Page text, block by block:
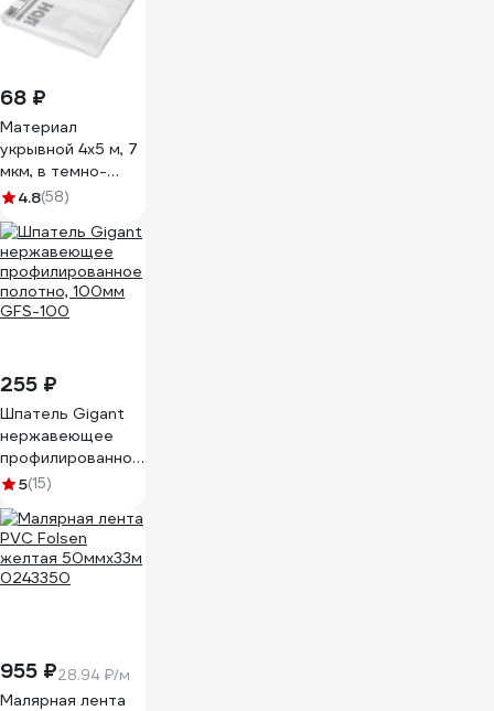
68 ₽
Материал
укрывной 4х5 м, 7
мкм, в темно-
зеленой упаковке
4.8(58)
255 ₽
Шпатель Gigant
нержавеющее
профилированное
полотно, 100мм
5(15)
955 ₽28.94 ₽/м
Малярная лента